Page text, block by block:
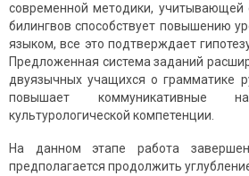
современной методики, учитывающей
билингвов способствует повышению
языком, все это подтверждает
Предложенная система заданий
двуязычных учащихся о грамматике
повышает коммуникативные
культурологической компетенции.
На данном этапе работа
предполагается продолжить